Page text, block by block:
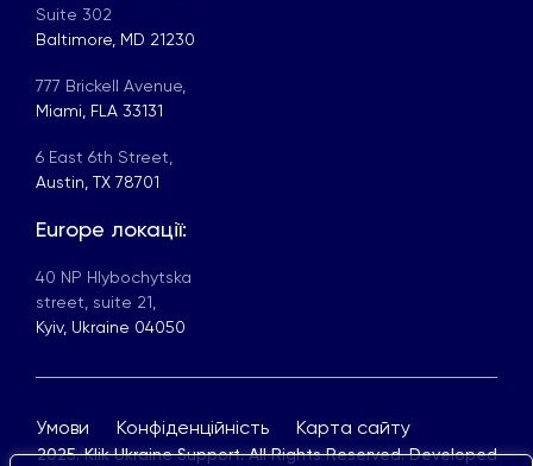
Suite 302
Baltimore, MD 21230
777 Brickell Avenue,
Miami, FLA 33131
6 East 6th Street,
Austin, TX 78701
Europe локації:
40 NP Hlybochytska
street, suite 21,
Kyiv, Ukraine 04050
Умови Конфіденційність Карта сайту
2025. Klik Ukraine Support. All Rights Reserved. Developed